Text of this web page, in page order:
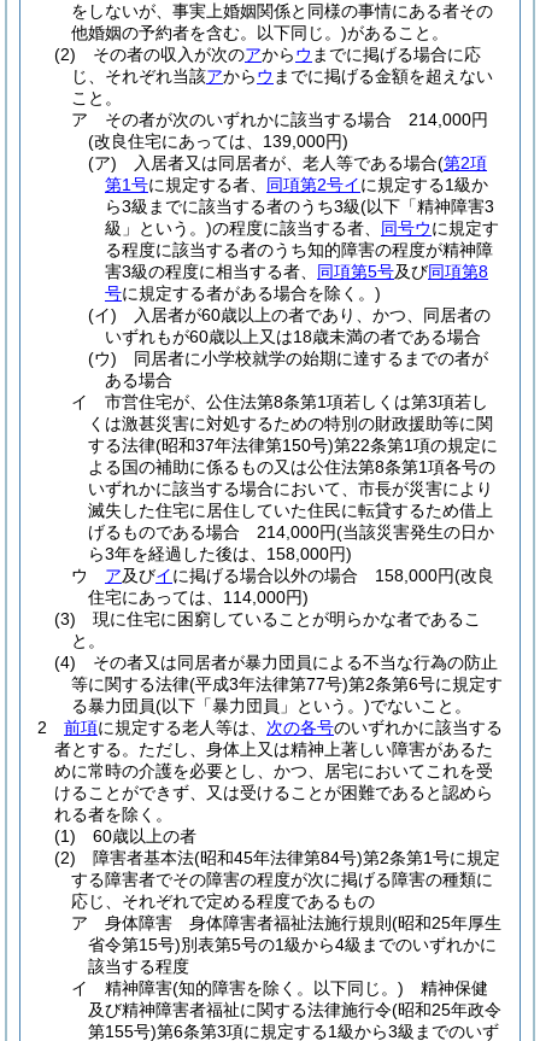
をしないが、事実上婚姻関係と同様の事情にある者その
他婚姻の予約者を含む。以下同じ。)があること。
(2)
その者の収入が次のアからウ までに掲げる場合に応
じ、それぞれ当該アからウ までに掲げる金額を超えない
こと。
ア
その者が次のいずれかに該当する場合 214,000円
(改良住宅にあっては、139,000円)
(ア)
入居者又は同居者が、老人等である場合(第2項
第1号に規定する者、 同項第2号イに規定する1級か
ら3級までに該当する者のうち3級(以下「精神障害3
級」という。)の程度に該当する者、 同号ウに規定す
る程度に該当する者のうち知的障害の程度が精神障
害3級の程度に相当する者、 同項第5号及び同項第8
号に規定する者がある場合を除く。)
(イ)
入居者が60歳以上の者であり、かつ、同居者の
いずれもが60歳以上又は18歳未満の者である場合
(ウ)
同居者に小学校就学の始期に達するまでの者が
ある場合
イ
市営住宅が、公住法第8条第1項若しくは第3項若し
くは激甚災害に対処するための特別の財政援助等に関
する法律(昭和37年法律第150号)第22条第1項の規定に
よる国の補助に係るもの又は公住法第8条第1項各号の
いずれかに該当する場合において、市長が災害により
滅失した住宅に居住していた住民に転貸するため借上
げるものである場合 214,000円(当該災害発生の日か
ら3年を経過した後は、158,000円)
ウ
ア及びイに掲げる場合以外の場合 158,000円(改良
住宅にあっては、114,000円)
(3)
現に住宅に困窮していることが明らかな者であるこ
と。
(4)
その者又は同居者が暴力団員による不当な行為の防止
等に関する法律(平成3年法律第77号)第2条第6号に規定す
る暴力団員(以下「暴力団員」という。)でないこと。
2
前項に規定する老人等は、 次の各号のいずれかに該当する
者とする。 ただし、身体上又は精神上著しい障害があるた
めに常時の介護を必要とし、かつ、居宅においてこれを受
けることができず、又は受けることが困難であると認めら
れる者を除く。
(1)
60歳以上の者
(2)
障害者基本法(昭和45年法律第84号)第2条第1号に規定
する障害者でその障害の程度が次に掲げる障害の種類に
応じ、それぞれで定める程度であるもの
ア
身体障害 身体障害者福祉法施行規則 (昭和25年厚生
省令第15号)別表第5号の1級から4級までのいずれかに
該当する程度
イ
精神障害(知的障害を除く。以下同じ。) 精神保健
及び精神障害者福祉に関する法律施行令(昭和25年政令
第155号)第6条第3項に規定する1級から3級までのいず